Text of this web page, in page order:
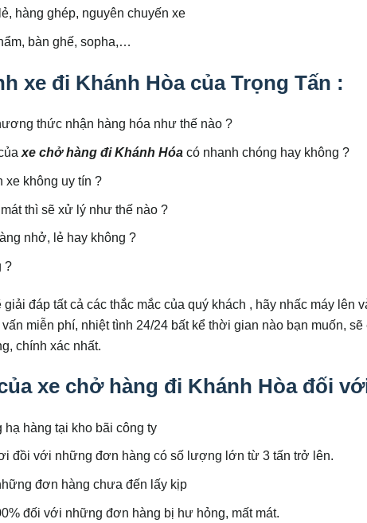
hàng ghép, nguyên chuyến xe
bàn ghế, sopha,…
xe đi Khánh Hòa của Trọng Tấn :
thức nhận hàng hóa như thế nào ?
xe chở hàng đi Khánh Hóa có nhanh chóng hay không ?
xe không uy tín ?
thì sẽ xử lý như thế nào ?
nhở, lẻ hay không ?
?
đáp tất cả các thắc mắc của quý khách , hãy nhấc máy lên
miễn phí, nhiệt tình 24/24 bất kể thời gian nào bạn muốn,
chính xác nhất.
xe chở hàng đi Khánh Hòa đối
hạ hàng tại kho bãi công ty
đồi với những đơn hàng có số lượng lớn từ 3 tấn trở lên.
đơn hàng chưa đến lấy kịp
đối với những đơn hàng bị hư hỏng, mất mát.